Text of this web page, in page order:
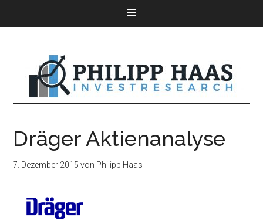
Dräger Aktienanalyse
7. Dezember 2015 von Philipp Haas